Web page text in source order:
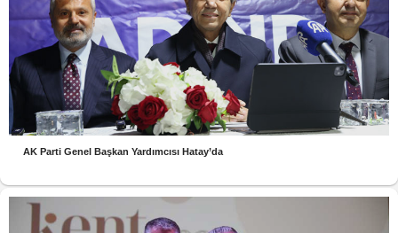
AK Parti Genel Başkan Yardımcısı Hatay’da